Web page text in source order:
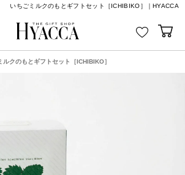
いちごミルクのもとギフトセット［ICHIBIKO］｜HYACCA
ルクのもとギフトセット［ICHIBIKO］